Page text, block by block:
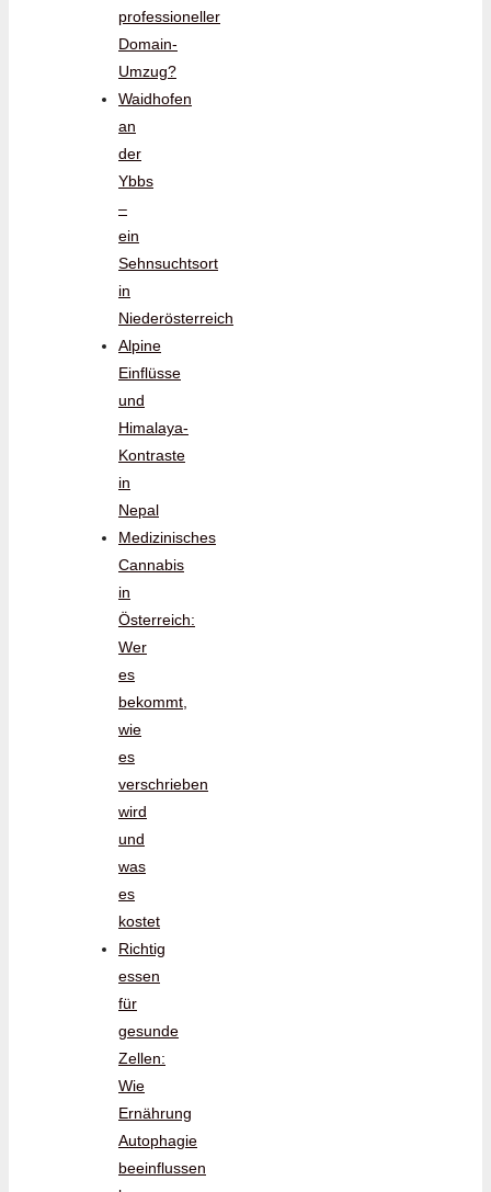
professioneller
Domain-
Umzug?
Waidhofen
an
der
Ybbs
–
ein
Sehnsuchtsort
in
Niederösterreich
Alpine
Einflüsse
und
Himalaya-
Kontraste
in
Nepal
Medizinisches
Cannabis
in
Österreich:
Wer
es
bekommt,
wie
es
verschrieben
wird
und
was
es
kostet
Richtig
essen
für
gesunde
Zellen:
Wie
Ernährung
Autophagie
beeinflussen